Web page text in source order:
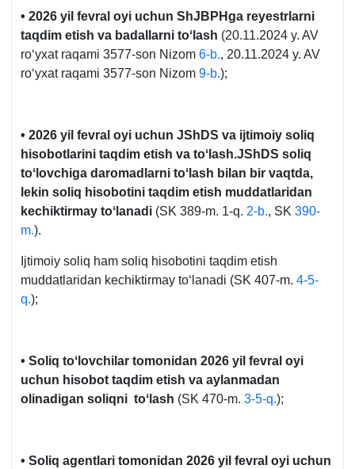
• 2026 yil fevral oyi uchun ShJBPHga reyestrlarni
taqdim etish va badallarni toʻlash (20.11.2024 y. AV
roʻyхat raqami 3577-son Nizom 6-b., 20.11.2024 y. AV
roʻyхat raqami 3577-son Nizom 9-b.);
• 2026 yil fevral oyi uchun JShDS va ijtimoiy soliq
hisobotlarini taqdim etish va toʻlash.JShDS soliq
toʻlovchiga daromadlarni toʻlash bilan bir vaqtda,
lekin soliq hisobotini taqdim etish muddatlaridan
kechiktirmay toʻlanadi (SK 389-m. 1-q. 2-b., SK 390-
m.).
Ijtimoiy soliq ham soliq hisobotini taqdim etish
muddatlaridan kechiktirmay toʻlanadi (SK 407-m. 4-5-
q.);
• Soliq toʻlovchilar tomonidan 2026 yil fevral oyi
uchun hisobot taqdim etish va aylanmadan
olinadigan soliqni toʻlash (SK 470-m. 3-5-q.);
• Soliq agentlari tomonidan 2026 yil fevral oyi uchun